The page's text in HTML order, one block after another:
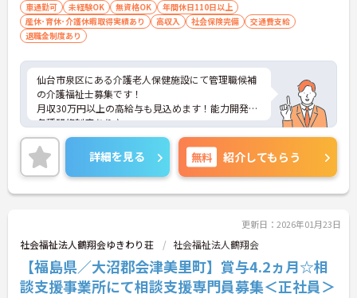
車通勤可 未経験OK 無資格OK
年間休日110日以上
産休･育休･介護休暇取得実績あり
高収入 社会保険完備
交通費支給
退職金制度あり
仙台市泉区にある介護老人保健施設にて管理職候補
の介護福祉士募集です！
月収30万円以上の高給与も見込めます！能力開発の
各種研修制度あり♪
年間休日110日と、お休みも多く無理なく働けます
◎
ご興味ある方には、面接対策ポイントなど、詳細を
お話しいたしますのでお気軽にご相談ください。
詳細を見る 無料 紹介してもらう
更新日：2026年01月23日
社会福祉法人鶴翔会ゆきわり荘 社会福祉法人鶴翔会
【福島県／大沼郡会津美里町】賞与4.2ヵ月☆相
談支援事業所にて相談支援専門員募集＜正社員＞